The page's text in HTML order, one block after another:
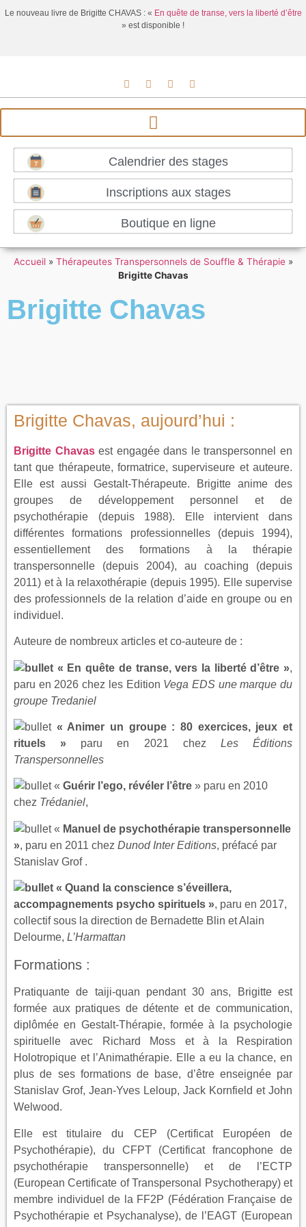
Le nouveau livre de Brigitte CHAVAS : « En quête de transe, vers la liberté d’être
» est disponible !
Calendrier des stages
Inscriptions aux stages
Boutique en ligne
Accueil» Thérapeutes Transpersonnels de Souffle & Thérapie»
Brigitte Chavas
Brigitte Chavas
Brigitte Chavas, aujourd’hui :
Brigitte Chavasest engagée dans le transpersonnel en
tant que thérapeute, formatrice, superviseure et auteure.
Elle est aussi Gestalt-Thérapeute. Brigitte anime des
groupes de développement personnel et de
psychothérapie (depuis 1988). Elle intervient dans
différentes formations professionnelles (depuis 1994),
essentiellement des formations à la thérapie
transpersonnelle (depuis 2004), au coaching (depuis
2011) et à la relaxothérapie (depuis 1995). Elle supervise
des professionnels de la relation d’aide en groupe ou en
individuel.
Auteure de nombreux articles et co-auteure de :
« En quête de transe, vers la liberté d’être »,
paru en 2026 chez les Edition Vega EDS une marque du
groupe Tredaniel
« Animer un groupe : 80 exercices, jeux et
rituels » paru en 2021 chez Les Éditions
Transpersonnelles
« Guérir l’ego, révéler l’être » paru en 2010
chez Trédaniel,
« Manuel de psychothérapie transpersonnelle
», paru en 2011 chez Dunod Inter Editions, préfacé par
Stanislav Grof .
« Quand la conscience s’éveillera,
accompagnements psycho spirituels », paru en 2017,
collectif sous la direction de Bernadette Blin et Alain
Delourme, L’Harmattan
Formations :
Pratiquante de taiji-quan pendant 30 ans, Brigitte est
formée aux pratiques de détente et de communication,
diplômée en Gestalt-Thérapie, formée à la psychologie
spirituelle avec Richard Moss et à la Respiration
Holotropique et l’Animathérapie. Elle a eu la chance, en
plus de ses formations de base, d’être enseignée par
Stanislav Grof, Jean-Yves Leloup, Jack Kornfield et John
Welwood.
Elle est titulaire du CEP (Certificat Européen de
Psychothérapie), du CFPT (Certificat francophone de
psychothérapie transpersonnelle) et de l’ECTP
(European Certificate of Transpersonal Psychotherapy) et
membre individuel de la FF2P (Fédération Française de
Psychothérapie et Psychanalyse), de l’EAGT (European